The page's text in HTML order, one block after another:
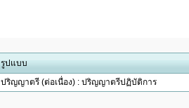
รูปแบบ
ปริญญาตรี (ต่อเนื่อง) : ปริญญาตรีปฏิบัติการ